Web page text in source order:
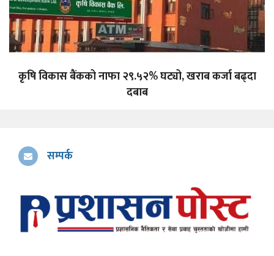
कृषि विकास बैंकको नाफा २९.५२% घट्यो, खराब कर्जा बढ्दा
दबाब
सम्पर्क